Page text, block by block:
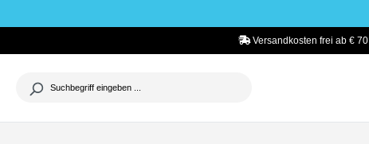
Versandkosten frei ab € 70